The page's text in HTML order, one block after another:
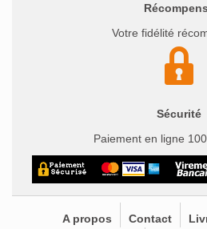
Votre fidélité
Sécurité
Paiement en ligne
A propos Contact